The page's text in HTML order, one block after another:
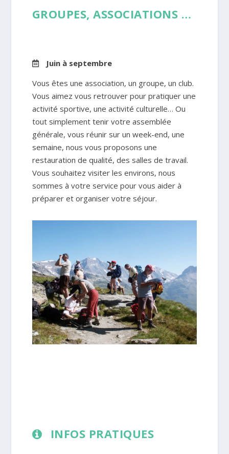
GROUPES, ASSOCIATIONS …
Juin à septembre
Vous êtes une association, un groupe, un club.
Vous aimez vous retrouver pour pratiquer une
activité sportive, une activité culturelle… Ou
tout simplement tenir votre assemblée
générale, vous réunir sur un week-end, une
semaine, nous vous proposons une
restauration de qualité, des salles de travail.
Vous souhaitez visiter les environs, nous
sommes à votre service pour vous aider à
préparer et organiser votre séjour.
INFOS PRATIQUES